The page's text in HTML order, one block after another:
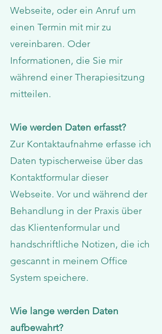
Webseite, oder ein Anruf um
einen Termin mit mir zu
vereinbaren. Oder
Informationen, die Sie mir
während einer Therapiesitzung
mitteilen.
Wie werden Daten erfasst?
Zur Kontaktaufnahme erfasse ich
Daten typischerweise über das
Kontaktformular dieser
Webseite. Vor und während der
Behandlung in der Praxis über
das Klientenformular und
handschriftliche Notizen, die ich
gescannt in meinem Office
System speichere.
Wie lange werden Daten
aufbewahrt?